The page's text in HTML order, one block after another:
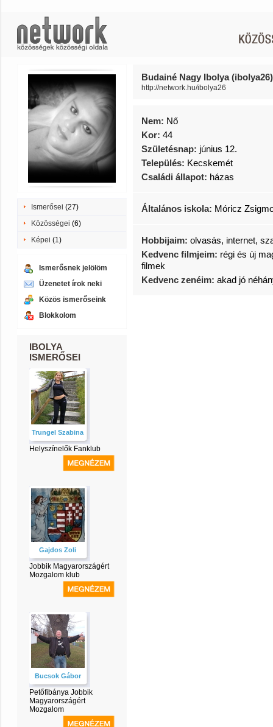
Ismerősei (27)
Közösségei (6)
Képei (1)
Ismerősnek jelölöm
Üzenetet írok neki
Közös ismerőseink
Blokkolom
IBOLYA
ISMERŐSEI
Trungel Szabina
Helyszínelők Fanklub
Gajdos Zoli
Jobbik Magyarországért
Mozgalom klub
Bucsok Gábor
Petőfibánya Jobbik
Magyarországért
Mozgalom
Budainé Nagy Ibolya (ibolya26)
http://network.hu/ibolya26
Nem: Nő
Kor: 44
Születésnap: június 12.
Település: Kecskemét
Családi állapot: házas
Általános iskola: Móricz
Hobbijaim: olvasás, internet,
Kedvenc filmjeim: régi és új
filmek
Kedvenc zenéim: akad jó